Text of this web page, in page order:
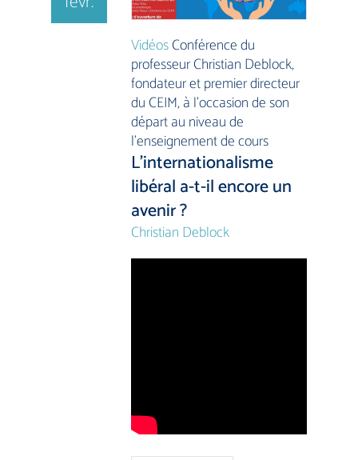
VidéosConférence du
professeur Christian Deblock,
fondateur et premier directeur
du CEIM, à l’occasion de son
départ au niveau de
l’enseignement de cours
L’internationalisme
libéral a-t-il encore un
avenir ?
Christian Deblock